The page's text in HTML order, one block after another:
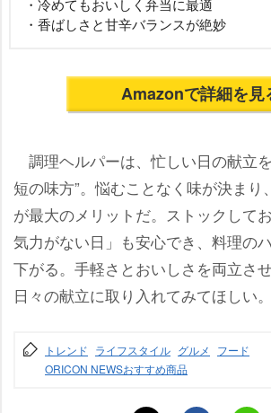
・冷めてもおいしく弁当に最適
・香ばしさと甘辛バランスが絶妙
Amazonで詳細を見
調理ヘルパーは、忙しい日の献立
短の味方”。悩むことなく味が決まり
が最大のメリットだ。ストックして
気力がない日」も安心でき、料理の
下がる。手軽さとおいしさを両立さ
日々の献立に取り入れてみてほしい。
トレンド ライフスタイル グルメ
フード
ORICON NEWSおすすめ商品